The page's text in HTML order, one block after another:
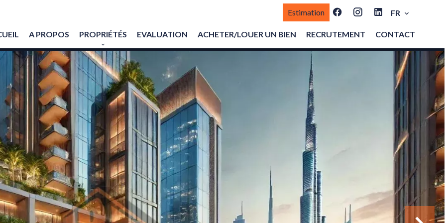
Estimation FR
A PROPOS PROPRIÉTÉS EVALUATION ACHETER/LOUER UN BIEN RECRUTEMENT CONTACT